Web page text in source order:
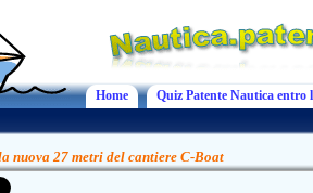
Home Quiz Patente Nautica entro
nuova 27 metri del cantiere C-Boat